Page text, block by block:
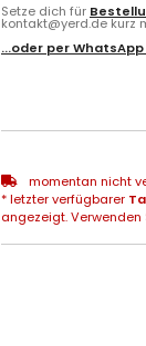
Setze dich für
kontakt@yerd.de kurz
...oder perWhatsApp
momentan nicht
* letzter verfügbarer
angezeigt.